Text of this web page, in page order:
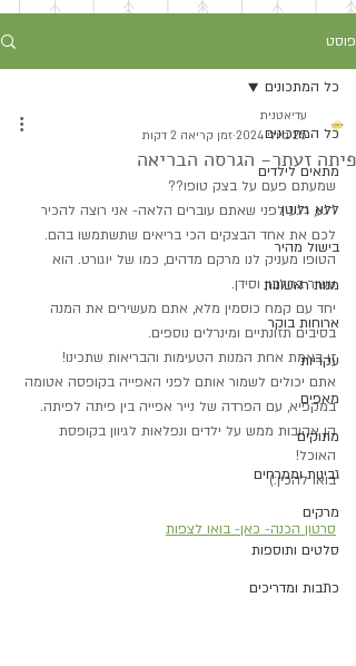
פוסט
כל המתכונים
מתאים לילדים
ללא גלוטן
בישול מהיר
מנות ראשונות
ארוחות בוקר
עקריות
מאפים
מתוקים
גבינות וממרחים
מרקים
סלטים ותוספות
כתבות ומדריכים
כל המתכונים
פיתה זעתר- הגרסה הבריאה
עדיאטנית
25 ביולי 2024
זמן קריאה 2 דקות
שמעתם פעם על בצק טופו??
רגע, רגע לפני שאתם עוברים הלאה- אני רוצה להכיר
לכם את אחד הבצקים הכי בריאים שתשתמשו בהם.
הטופו מעניק לנו מרקם מדהים, כמו של יוגורט. הוא
עשיר בחלבון וסידן.
יחד עם קמח כוסמין מלא, אתם מעשירים את המנה
בסיבים תזונתיים ומינרלים נוספים.
זו באמת אחת המנות הטעימות והבריאות שתכינו!
אתם יכולים לשמור אותם לפני האפייה בקופסה אטומה
במקפיא, עם הפרדה של נייר אפייה בין פיתה לפיתה.
הן אהובות ממש על ילדים ונפלאות לגיוון בקופסת
האוכל!
בואו להכין:)
סרטון הכנה- כאן- בואו לצפות